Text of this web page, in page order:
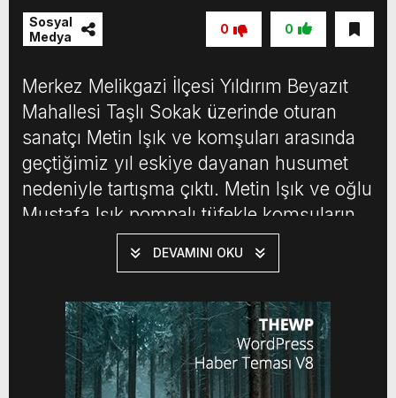
Sosyal
Medya
0
0
Merkez Melikgazi İlçesi Yıldırım Beyazıt
Mahallesi Taşlı Sokak üzerinde oturan
sanatçı Metin Işık ve komşuları arasında
geçtiğimiz yıl eskiye dayanan husumet
nedeniyle tartışma çıktı. Metin Işık ve oğlu
Mustafa Işık pompalı tüfekle komşuların
üzerine kurşun yağdırdı.Kavgada Mustafa
Işık’ın tüfeğinden çıkan saçmalarla
saçmalar bacağına isabet eden Y.Y. ve
F.D. de […]
DEVAMINI OKU